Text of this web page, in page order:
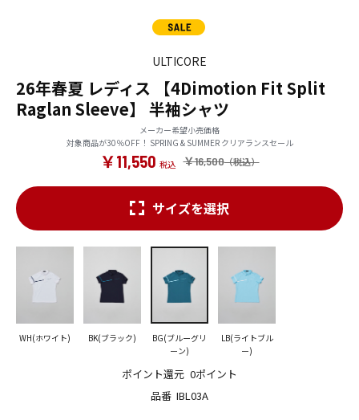
ULTICORE
26年春夏 レディス 【4Dimotion Fit Split
Raglan Sleeve】 半袖シャツ
メーカー希望小売価格
対象商品が30％OFF！ SPRING & SUMMER クリアランスセール
￥16,500
￥11,550
品番 IBL03A
ポイント還元 0ポイント
サイズを選択
WH(ホワイト) BK(ブラック)
BG(ブルーグリ
ーン)
LB(ライトブル
ー)